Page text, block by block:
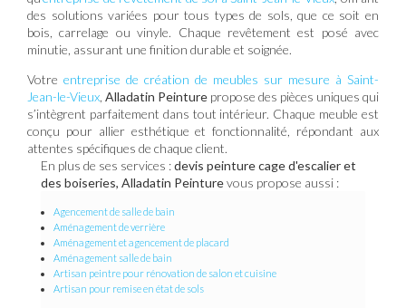
des solutions variées pour tous types de sols, que ce soit en
bois, carrelage ou vinyle. Chaque revêtement est posé avec
minutie, assurant une finition durable et soignée.
Votre entreprise de création de meubles sur mesure à Saint-
Jean-le-Vieux Alladatin Peinture propose des pièces uniques qui
s’intègrent parfaitement dans tout intérieur. Chaque meuble est
conçu pour allier esthétique et fonctionnalité, répondant aux
attentes spécifiques de chaque client.
En plus de ses services :devis peinture cage d'escalier et
des boiseries, Alladatin Peinturevous propose aussi :
Agencement de salle de bain
Aménagement de verrière
Aménagement et agencement de placard
Aménagement salle de bain
Artisan peintre pour rénovation de salon et cuisine
Artisan pour remise en état de sols